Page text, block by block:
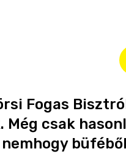
Fogas
Még csak